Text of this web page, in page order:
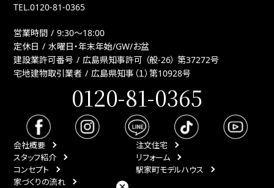
TEL.0120-81-0365
営業時間
9:30〜18:00
定休日
水曜日・年末年始/GW/お盆
建設業許可番号
広島県知事許可 （般-26） 第37272号
宅地建物取引業者
広島県知事（１）第10928号
0120-81-0365
会社概要
スタッフ紹介
コンセプト
家づくりの流れ
注文住宅
リフォーム
駅家町モデルハウス